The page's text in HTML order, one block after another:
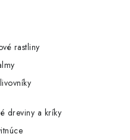
rastliny
dreviny a kríky